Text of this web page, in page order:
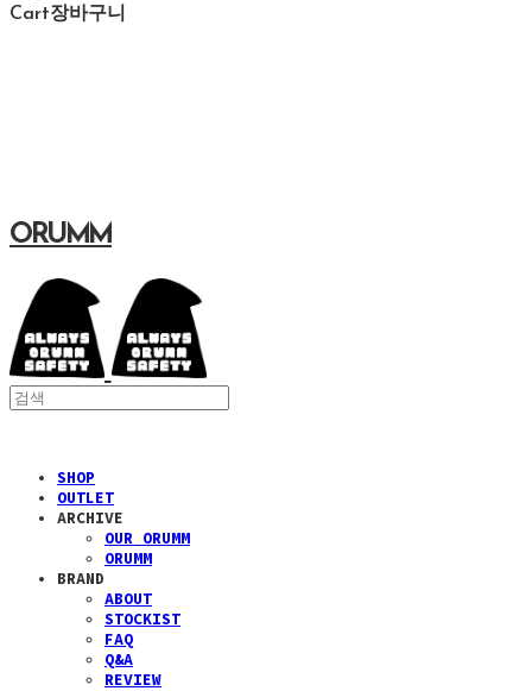
Cart장바구니
ORUMM
SHOP
OUTLET
ARCHIVE
OUR ORUMM
ORUMM
BRAND
ABOUT
STOCKIST
FAQ
Q&A
REVIEW